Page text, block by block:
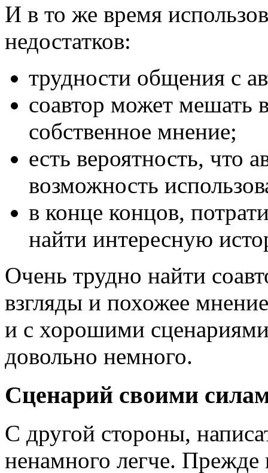
И в то же время
недостатков:
трудности общения с
соавтор может мешать
собственное мнение;
есть вероятность, что
возможность
в конце концов,
найти интересную
Очень трудно найти
взгляды и похожее
и с хорошими
довольно немного.
Сценарий своими
С другой стороны,
ненамного легче. Прежде